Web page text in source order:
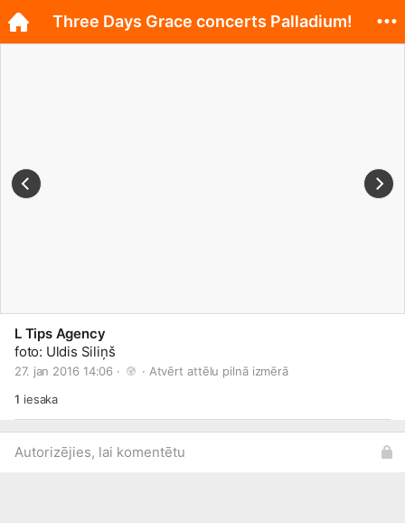
L Tips Agency
foto: Uldis Siliņš
27. jan 2016 14:06 · · Atvērt attēlu pilnā izmērā
1 iesaka
Autorizējies, lai komentētu
Three Days Grace concerts Palladium!